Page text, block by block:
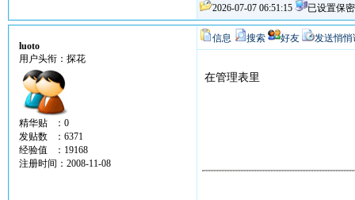
2026-07-07 06:51:15 已设置保密
luoto
用户头衔：探花
精华贴 ：0
发贴数 ：6371
经验值 ：19168
注册时间：2008-11-08
信息 搜索 好友 发送悄悄
在管理表里